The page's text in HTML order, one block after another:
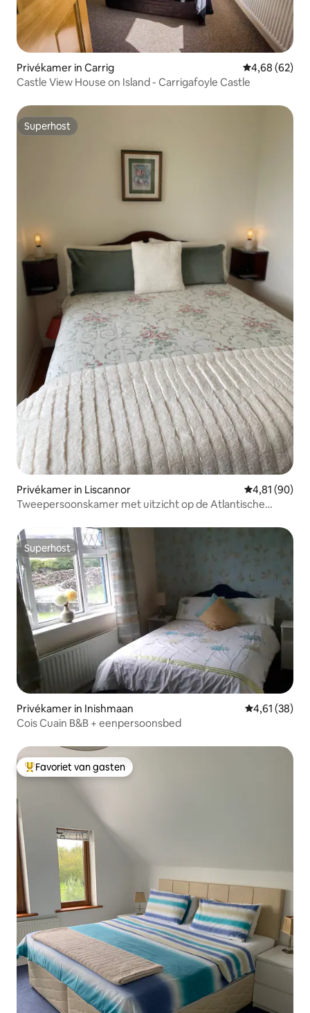
Privékamer in Carrig Gemiddelde
4,68 (62)
Castle View House on Island - Carrigafoyle Castle
Superhost
Superhost
Privékamer in Liscannor Gemiddelde
4,81 (90)
Tweepersoonskamer met uitzicht op de Atlantische
Superhost
Superhost
Privékamer in Inishmaan Gemiddelde
4,61 (38)
Cois Cuain B&B + eenpersoonsbed
Topfavoriet van gasten
Favoriet van gasten